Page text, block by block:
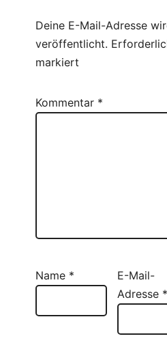
Deine E-Mail-Adresse
veröffentlicht.
markiert
Kommentar *
Name *
E-Mail-
Adresse *